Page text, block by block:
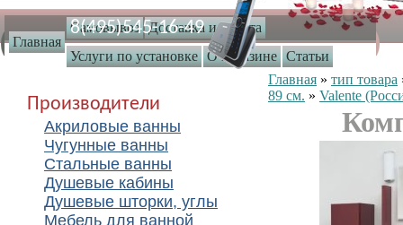
Главная
Самовывоз Доставка и оплата
Услуги по установке О магазине Статьи
8(495)545-16-49
Производители
Акриловые ванны
Чугунные ванны
Стальные ванны
Душевые кабины
Душевые шторки, углы
Мебель для ванной
Главная » тип товара
89 см. » Valente